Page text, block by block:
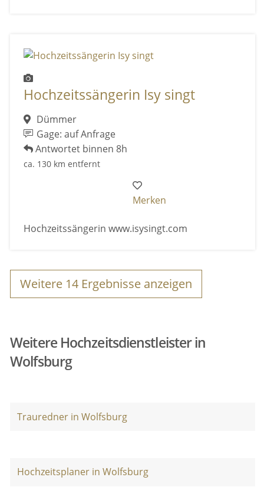
Hochzeitssängerin Isy singt
Dümmer
Gage: auf Anfrage
Antwortet binnen 8h
ca. 130 km entfernt
Merken
Hochzeitssängerin www.isysingt.com
Weitere 14 Ergebnisse anzeigen
Weitere Hochzeitsdienstleister in
Wolfsburg
Trauredner in Wolfsburg
Hochzeitsplaner in Wolfsburg